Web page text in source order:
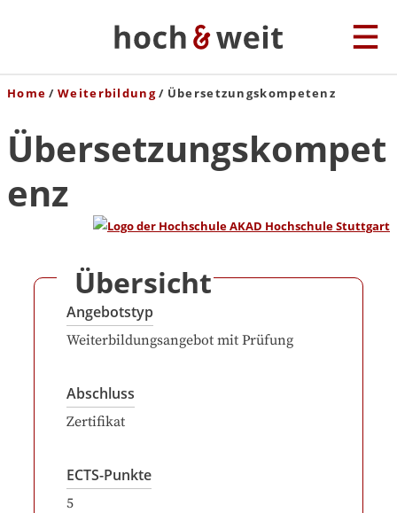
Home Weiterbildung Übersetzungskompetenz
Übersetzungskompet
enz
Übersicht
Angebotstyp
Weiterbildungsangebot mit Prüfung
Abschluss
Zertifikat
ECTS-Punkte
5